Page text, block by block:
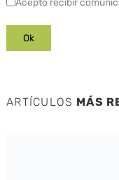
ARTÍCULOS MÁS